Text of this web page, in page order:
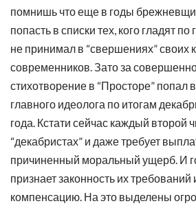
помнишь что еще в годы
попасть в списки тех, кого гладят
не принимал в “свершениях” своих
современников. Зато за
стихотворение в “Просторе” попал
главного идеолога по итогам
года. Кстати сейчас каждый второй
“декабристах” и даже требует
причиненный моральный ущерб. И
признает законность их
компенсацию. На это выделены